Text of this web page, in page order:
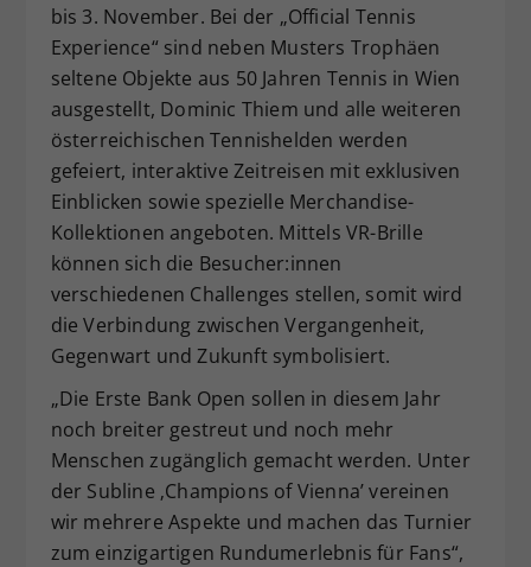
bis 3. November. Bei der „Official Tennis
Experience“ sind neben Musters Trophäen
seltene Objekte aus 50 Jahren Tennis in Wien
ausgestellt, Dominic Thiem und alle weiteren
österreichischen Tennishelden werden
gefeiert, interaktive Zeitreisen mit exklusiven
Einblicken sowie spezielle Merchandise-
Kollektionen angeboten. Mittels VR-Brille
können sich die Besucher:innen
verschiedenen Challenges stellen, somit wird
die Verbindung zwischen Vergangenheit,
Gegenwart und Zukunft symbolisiert.
„Die Erste Bank Open sollen in diesem Jahr
noch breiter gestreut und noch mehr
Menschen zugänglich gemacht werden. Unter
der Subline ‚Champions of Vienna’ vereinen
wir mehrere Aspekte und machen das Turnier
zum einzigartigen Rundumerlebnis für Fans“,